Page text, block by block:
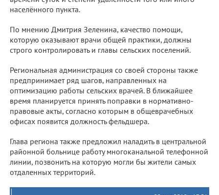
населённого пункта.
По мнению Дмитрия Зеленина, качество помощи,
которую оказывают врачи общей практики, должны
строго контролировать и главы сельских поселений.
Региональная администрация со своей стороны также
предпринимает ряд шагов, направленных на
оптимизацию работы сельских врачей. В ближайшее
время планируется принять поправки в нормативно-
правовые акты, согласно которым в общеврачебных
офисах появится должность фельдшера.
Глава региона также предложил наладить в центральной
районной больнице работу многоканальной телефонной
линии, позвонить на которую могли бы жители самых
отдаленных территорий.